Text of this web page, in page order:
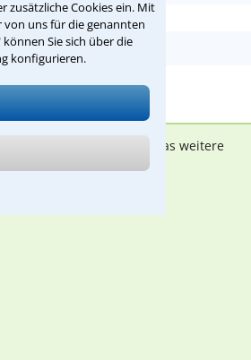
zusätzliche Cookies ein. Mit
von uns für die genannten
Sie sich über die
konfigurieren.
bei Ihnen melden, um das weitere